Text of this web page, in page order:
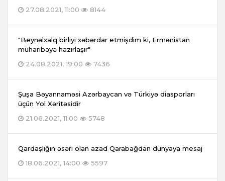
27.08.2021, 11:00 8144
"Beynəlxalq birliyi xəbərdar etmişdim ki, Ermənistan
müharibəyə hazırlaşır"
24.08.2021, 19:00
7436
Şuşa Bəyannaməsi Azərbaycan və Türkiyə diasporları
üçün Yol Xəritəsidir
21.06.2021, 11:00
5748
Qardaşlığın əsəri olan azad Qarabağdan dünyaya mesaj
18.06.2021, 14:00
5597